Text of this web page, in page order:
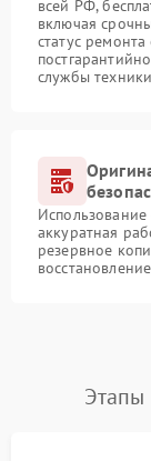
всей РФ,
включая
статус
службы техники
аккуратная
резервное
Этапы